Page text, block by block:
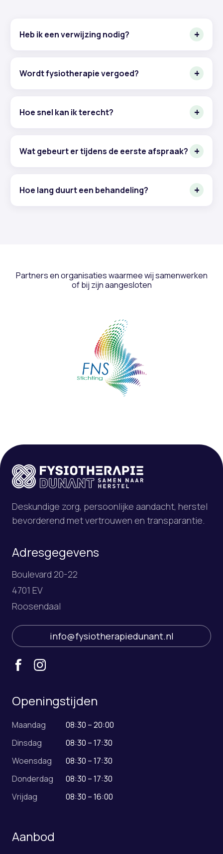
Heb ik een verwijzing nodig?
Wordt fysiotherapie vergoed?
Hoe snel kan ik terecht?
Wat gebeurt er tijdens de eerste afspraak?
Hoe lang duurt een behandeling?
Partners en organisaties waarmee wij samenwerken
of bij zijn aangesloten
Deskundige zorg, persoonlijke aandacht, herstel
bevorderend met vertrouwen en transparantie.
Adresgegevens
Boulevard 20-22
4701 EV
Roosendaal
info@fysiotherapiedunant.nl
Openingstijden
Maandag
08:30 – 20:00
Dinsdag
08:30 – 17:30
Woensdag
08:30 – 17:30
Donderdag
08:30 – 17:30
Vrijdag
08:30 – 16:00
Aanbod